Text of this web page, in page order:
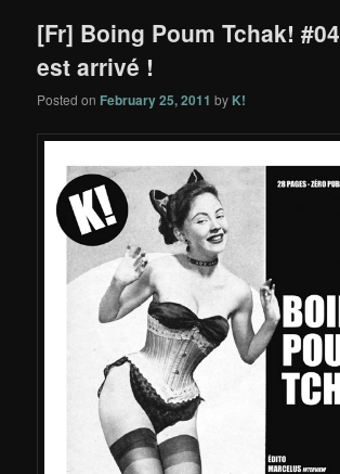
[Fr] Boing Poum Tchak! #04
est arrivé !
Posted on February 25, 2011 by K!